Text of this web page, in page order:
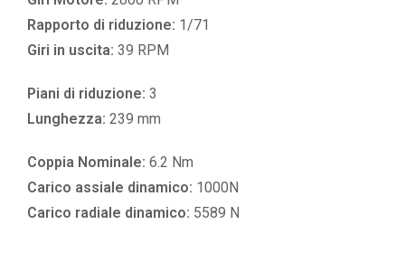
Rapporto di riduzione: 1/71
Giri in uscita: 39 RPM
Piani di riduzione: 3
Lunghezza: 239 mm
Coppia Nominale: 6.2 Nm
Carico assiale dinamico: 1000N
Carico radiale dinamico: 5589 N